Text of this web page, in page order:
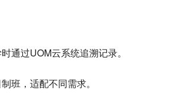
通过UOM云系统追溯记录。
班，适配不同需求。